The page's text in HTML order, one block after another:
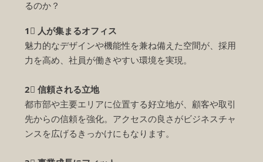
るのか？
1⃣ 人が集まるオフィス
魅力的なデザインや機能性を兼ね備えた空間が、採用
力を高め、社員が働きやすい環境を実現。
2⃣ 信頼される立地
都市部や主要エリアに位置する好立地が、顧客や取引
先からの信頼を強化。アクセスの良さがビジネスチャ
ンスを広げるきっかけにもなります。